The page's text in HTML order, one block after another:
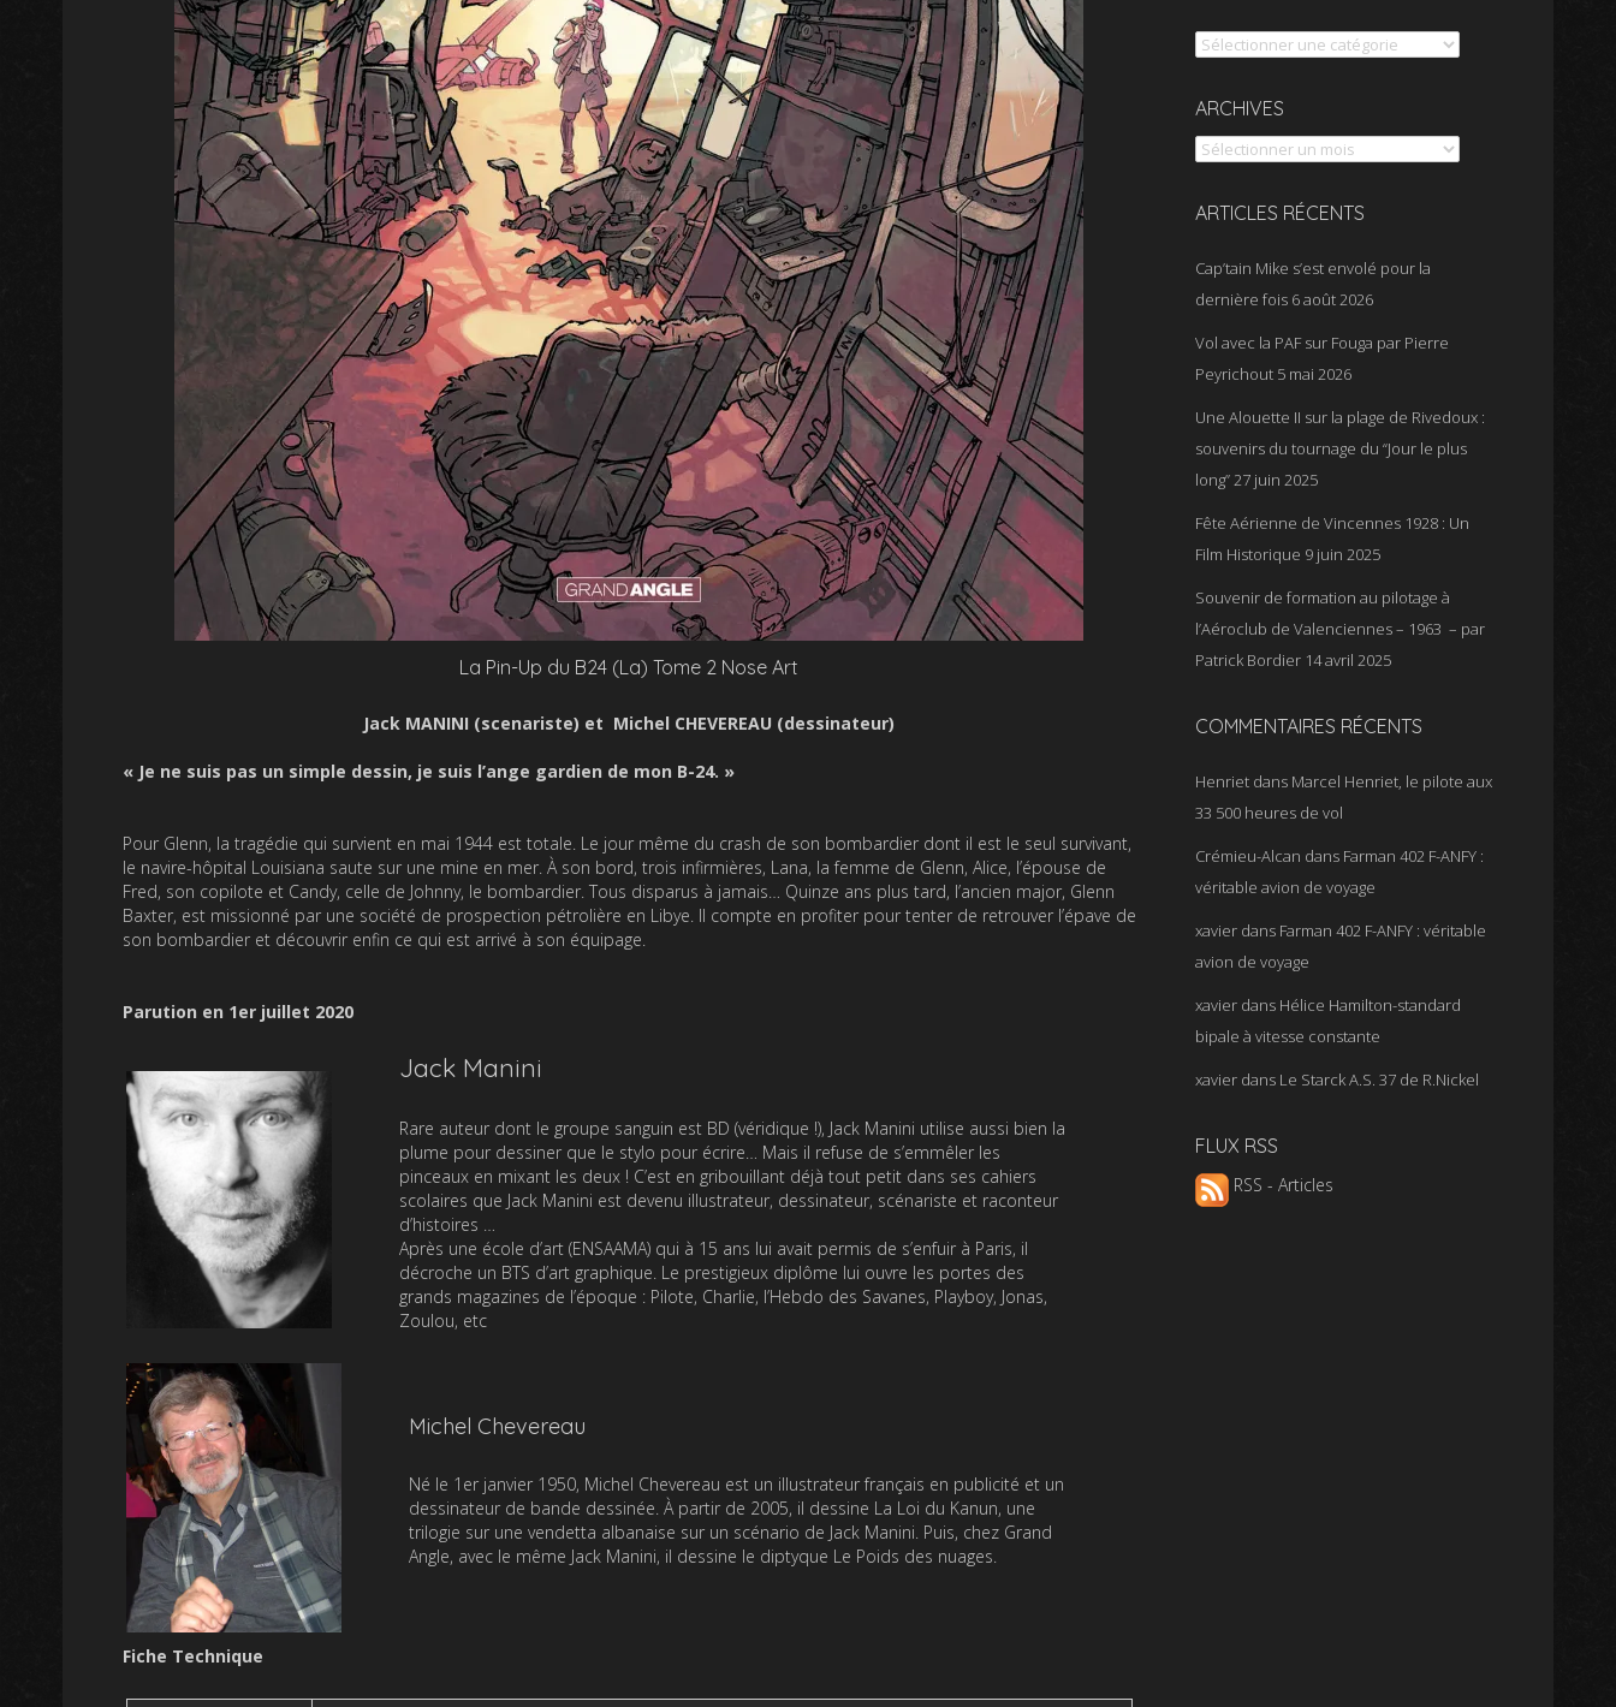
La Pin-Up du B24 (La) Tome 2 Nose Art
Jack MANINI (scenariste) et Michel CHEVEREAU (dessinateur)
« Je ne suis pas un simple dessin, je suis l’ange gardien de mon B-24. »
Pour Glenn, la tragédie qui survient en mai 1944 est totale. Le jour même du crash de son bombardier dont il est le seul survivant,
le navire-hôpital Louisiana saute sur une mine en mer. À son bord, trois infirmières, Lana, la femme de Glenn, Alice, l’épouse de
Fred, son copilote et Candy, celle de Johnny, le bombardier. Tous disparus à jamais… Quinze ans plus tard, l’ancien major, Glenn
Baxter, est missionné par une société de prospection pétrolière en Libye. Il compte en profiter pour tenter de retrouver l’épave de
son bombardier et découvrir enfin ce qui est arrivé à son équipage.
Parution en 1er juillet 2020
Jack Manini
Rare auteur dont le groupe sanguin est BD (véridique !), Jack Manini utilise aussi bien la
plume pour dessiner que le stylo pour écrire… Mais il refuse de s’emmêler les
pinceaux en mixant les deux ! C’est en gribouillant déjà tout petit dans ses cahiers
scolaires que Jack Manini est devenu illustrateur, dessinateur, scénariste et raconteur
d’histoires …
Après une école d’art (ENSAAMA) qui à 15 ans lui avait permis de s’enfuir à Paris, il
décroche un BTS d’art graphique. Le prestigieux diplôme lui ouvre les portes des
grands magazines de l’époque : Pilote, Charlie, l’Hebdo des Savanes, Playboy, Jonas,
Zoulou, etc
Michel Chevereau
Né le 1er janvier 1950, Michel Chevereau est un illustrateur français en publicité et un
dessinateur de bande dessinée. À partir de 2005, il dessine La Loi du Kanun, une
trilogie sur une vendetta albanaise sur un scénario de Jack Manini. Puis, chez Grand
Angle, avec le même Jack Manini, il dessine le diptyque Le Poids des nuages.
Fiche Technique
Catégories
ARCHIVES
Archives
ARTICLES RÉCENTS
Cap’tain Mike s’est envolé pour la
dernière fois 6 août 2026
Vol avec la PAF sur Fouga par Pierre
Peyrichout 5 mai 2026
Une Alouette II sur la plage de Rivedoux :
souvenirs du tournage du “Jour le plus
long”27 juin 2025
Fête Aérienne de Vincennes 1928 : Un
Film Historique 9 juin 2025
Souvenir de formation au pilotage à
l’Aéroclub de Valenciennes – 1963 – par
Patrick Bordier 14 avril 2025
COMMENTAIRES RÉCENTS
Henriet dans Marcel Henriet, le pilote aux
33 500 heures de vol
Crémieu-Alcan dans Farman 402 F-ANFY :
véritable avion de voyage
xavier dans Farman 402 F-ANFY : véritable
avion de voyage
xavier dans Hélice Hamilton-standard
bipale à vitesse constante
xavier dans Le Starck A.S. 37 de R.Nickel
FLUX RSS
RSS - Articles